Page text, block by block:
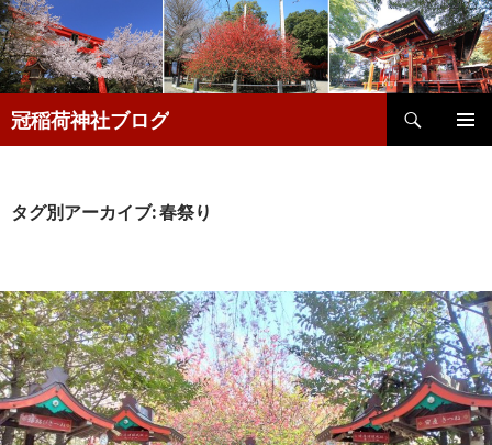
冠稲荷神社ブログ
索
ン
動
タグ別アーカイブ: 春祭り